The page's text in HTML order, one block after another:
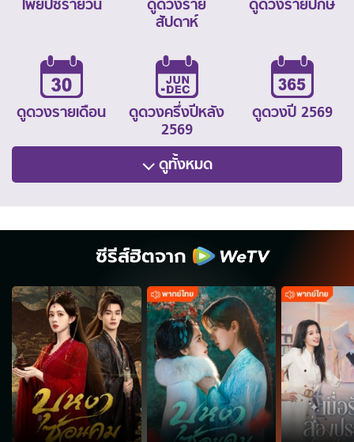
ไพ่ยิปซีรายวัน
ดูดวงราย
สัปดาห์
ดูดวงรายปักษ์
ดูดวงรายเดือน
ดูดวงครึ่งปีหลัง
2569
ดูดวงปี 2569
ดูทั้งหมด
ซีรีส์ฮิตจาก